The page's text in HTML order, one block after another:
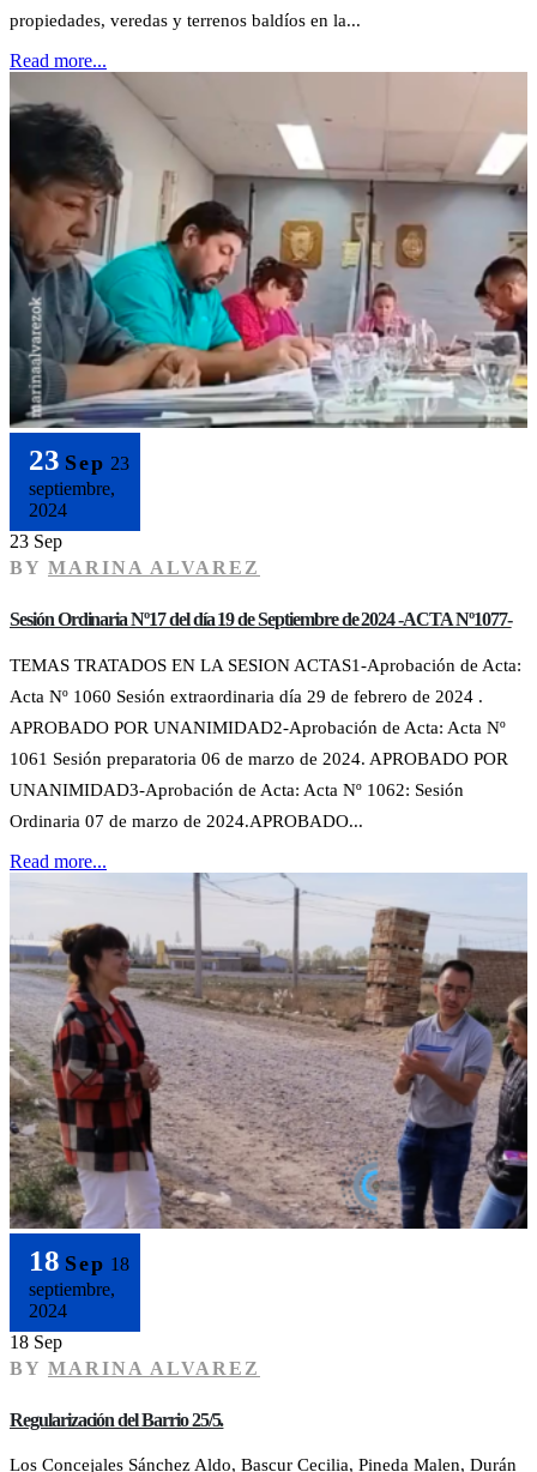
propiedades, veredas y terrenos baldíos en la...
Read more...
23 Sep 23
septiembre,
2024
23 Sep
BY MARINA ALVAREZ
Sesión Ordinaria Nº17 del día 19 de Septiembre de 2024 -ACTA Nº1077-
TEMAS TRATADOS EN LA SESION ACTAS1-Aprobación de Acta:
Acta Nº 1060 Sesión extraordinaria día 29 de febrero de 2024 .
APROBADO POR UNANIMIDAD2-Aprobación de Acta: Acta Nº
1061 Sesión preparatoria 06 de marzo de 2024. APROBADO POR
UNANIMIDAD3-Aprobación de Acta: Acta Nº 1062: Sesión
Ordinaria 07 de marzo de 2024.APROBADO...
Read more...
18 Sep 18
septiembre,
2024
18 Sep
BY MARINA ALVAREZ
Regularización del Barrio 25/5.
Los Concejales Sánchez Aldo, Bascur Cecilia, Pineda Malen, Durán